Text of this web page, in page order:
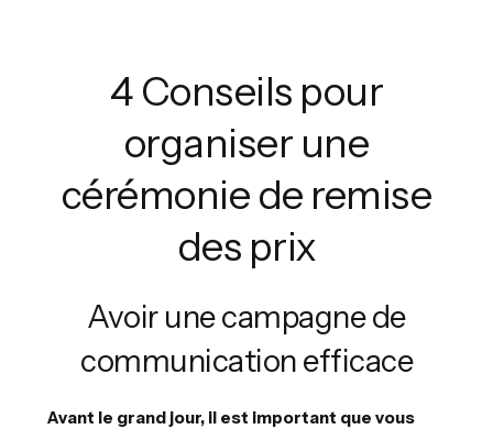
4 Conseils pour
organiser une
cérémonie de remise
des prix
Avoir une campagne de
communication efficace
Avant le grand jour, il est important que vous